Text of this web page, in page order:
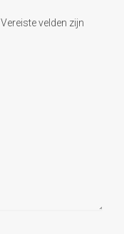
Vereiste velden zijn